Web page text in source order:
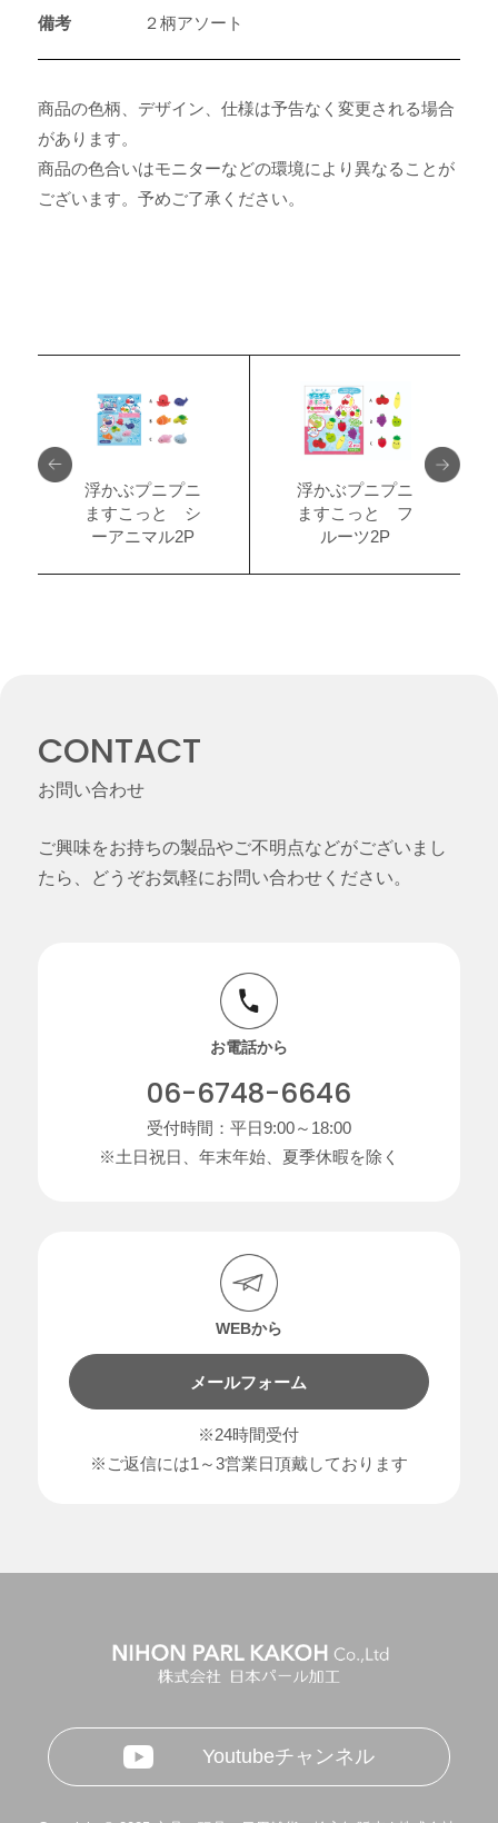
備考 ２柄アソート
商品の色柄、デザイン、仕様は予告なく変更される場合
があります。
商品の色合いはモニターなどの環境により異なることが
ございます。予めご了承ください。
浮かぶプニプニ
ますこっと シ
ーアニマル2P
浮かぶプニプニ
ますこっと フ
ルーツ2P
CONTACT
お問い合わせ
ご興味をお持ちの製品やご不明点などがございまし
たら、どうぞお気軽にお問い合わせください。
お電話から
06-6748-6646
受付時間：平日9:00～18:00
※土日祝日、年末年始、夏季休暇を除く
WEBから
メールフォーム
※24時間受付
※ご返信には1～3営業日頂戴しております
Youtubeチャンネル